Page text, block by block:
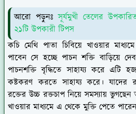
আরো পড়ুনঃসূর্যমুখী তেলের
২১টি উপকারী টিপস
কচি মেথি পাতা চিবিয়ে খাওয়ার
পাবেন সে হচ্ছে পাচন শক্তি বাড়িয়ে
পাচনশক্তি বৃদ্ধিতে সাহায্য করে এটি
কষ্টকরণ করতে সাহায্য করে। যাদের
রক্তের উচ্চ রক্তচাপ নিয়ে সমস্যায় ভুগছেন
খাওয়ার মাধ্যমে এ থেকে মুক্তি পেতে